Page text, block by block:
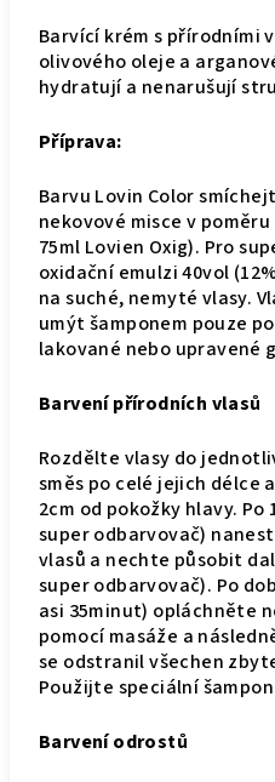
Barvící krém s přírodními
olivového oleje a
hydratují a nenarušují
Příprava:
Barvu Lovin Color
nekovové misce v poměru
75ml Lovien Oxig). Pro
oxidační emulzi 40vol
na suché, nemyté vlasy.
umýt šamponem pouze
lakované nebo upravené
Barvení přírodních vlasů
Rozdělte vlasy do
směs po celé jejich délce
2cm od pokožky hlavy.
super odbarvovač)
vlasů a nechte působit
super odbarvovač). Po
asi 35minut) opláchněte
pomocí masáže a
se odstranil všechen
Použijte speciální
Barvení odrostů